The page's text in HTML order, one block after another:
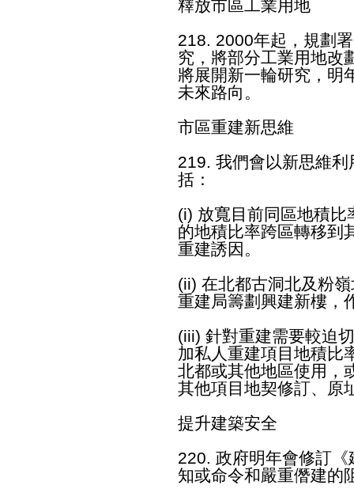
釋放市區工業用地
218. 2000年起，規劃
究，將部分工業用地改
將展開新一輪研究，明
未來路向。
市區重建新思維
219. 我們會以新思維
括：
(i) 放寬目前同區地積
的地積比率跨區轉移到
重建誘因。
(ii) 在北都古洞北及粉
重建局籌劃興建新樓，
(iii) 針對重建需要較迫
加私人重建項目地積比
北都或其他地區使用，
其他項目地契修訂、原
提升建築安全
220. 政府明年會修訂
知或命令和嚴重僭建的